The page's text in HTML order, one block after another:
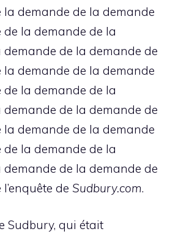
la demande de la demande
la demande de la
de la demande de
la demande de la demande
la demande de la
de la demande de
la demande de la demande
la demande de la
de la demande de
de Sudbury.com.
Sudbury, qui était